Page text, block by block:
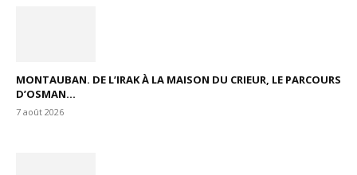
MONTAUBAN. DE L’IRAK À LA MAISON DU CRIEUR, LE PARCOURS
D’OSMAN...
7 août 2026